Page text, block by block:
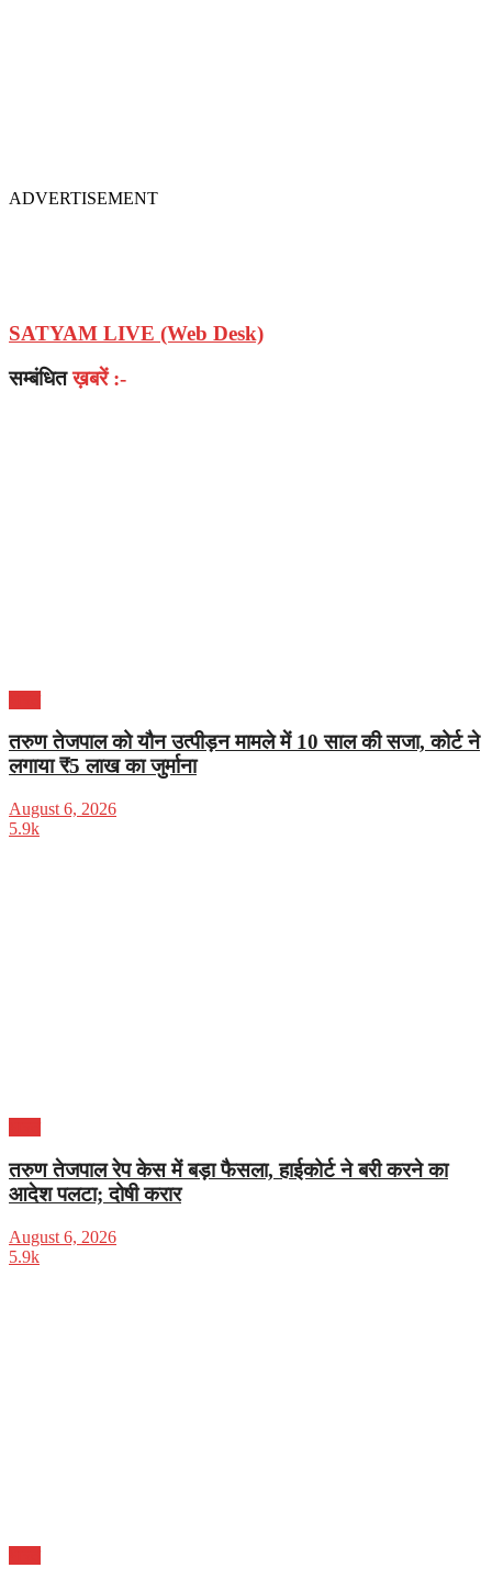
ADVERTISEMENT
SATYAM LIVE (Web Desk)
सम्बंधितख़बरें :-
तरुण तेजपाल को यौन उत्पीड़न मामले में 10 साल की सजा, कोर्ट ने
लगाया ₹5 लाख का जुर्माना
August 6, 2026
5.9k
तरुण तेजपाल रेप केस में बड़ा फैसला, हाईकोर्ट ने बरी करने का
आदेश पलटा; दोषी करार
August 6, 2026
5.9k